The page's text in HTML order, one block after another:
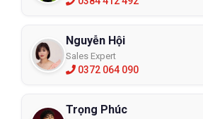
Nguyễn Hội
Sales Expert
0372 064 090
Trọng Phúc